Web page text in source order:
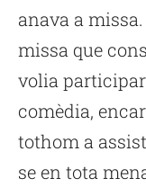
anava a
missa que
volia
comèdia,
tothom a
se en tota